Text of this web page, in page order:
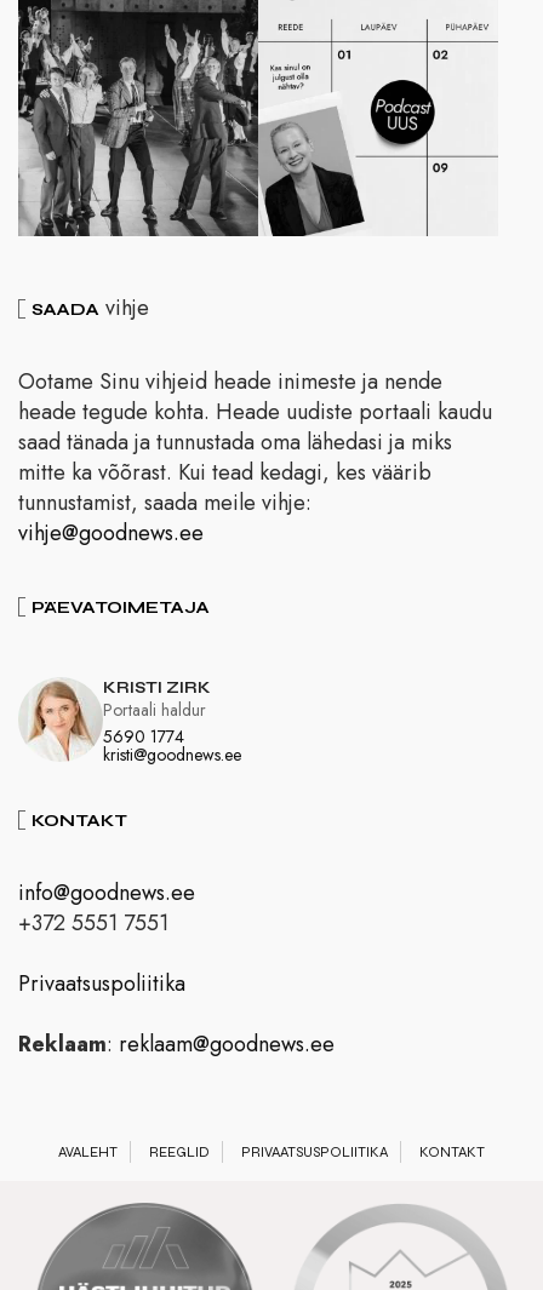
SAADA vihje
Ootame Sinu vihjeid heade inimeste ja nende
heade tegude kohta. Heade uudiste portaali kaudu
saad tänada ja tunnustada oma lähedasi ja miks
mitte ka võõrast. Kui tead kedagi, kes väärib
tunnustamist, saada meile vihje:
vihje@goodnews.ee
PÄEVATOIMETAJA
KRISTI ZIRK
5690 1774
kristi@goodnews.ee
Portaali haldur
KONTAKT
info@goodnews.ee
+372 5551 7551
Privaatsuspoliitika
Reklaam: reklaam@goodnews.ee
AVALEHT REEGLID PRIVAATSUSPOLIITIKA KONTAKT